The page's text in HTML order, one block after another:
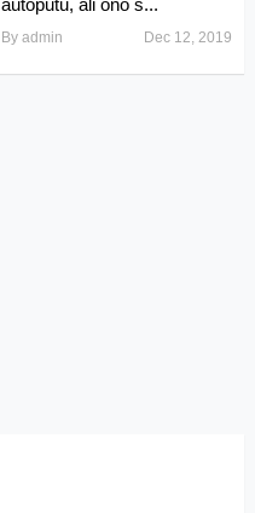
Byadmin Dec 12, 2019